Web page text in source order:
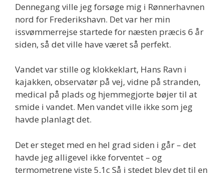
Dennegang ville jeg forsøge mig i Rønnerhavnen
nord for Frederikshavn. Det var her min
issvømmerrejse startede for næsten præcis 6 år
siden, så det ville have været så perfekt.
Vandet var stille og klokkeklart, Hans Ravn i
kajakken, observatør på vej, vidne på stranden,
medical på plads og hjemmegjorte bøjer til at
smide i vandet. Men vandet ville ikke som jeg
havde planlagt det.
Det er steget med en hel grad siden i går – det
havde jeg alligevel ikke forventet – og
termometrene viste 5,1c Så i stedet blev det til en